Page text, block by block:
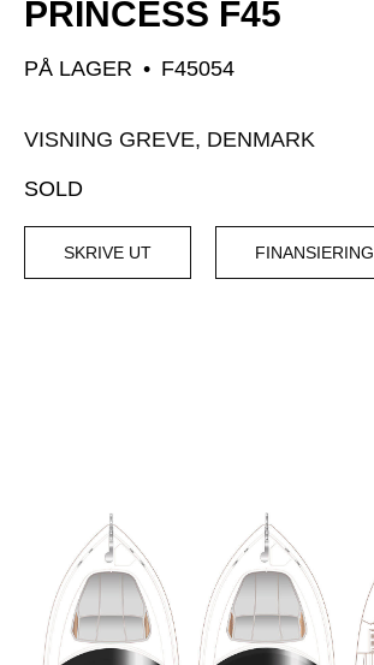
PRINCESS F45
PÅ LAGER • F45054
VISNING GREVE, DENMARK
SOLD
SKRIVE UT FINANSIERING